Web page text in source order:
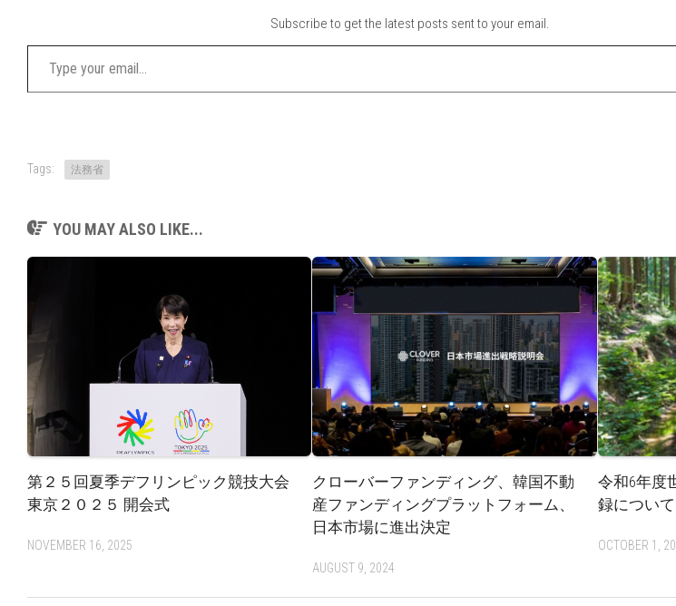
Subscribe to get the latest posts sent to your email.
Type your email…
Tags: 法務省
YOU MAY ALSO LIKE...
第２５回夏季デフリンピック競技大会
東京２０２５ 開会式
NOVEMBER 16, 2025
クローバーファンディング、韓国不動
産ファンディングプラットフォーム、
日本市場に進出決定
AUGUST 9, 2024
令和6年度
録について
OCTOBER 1,